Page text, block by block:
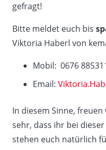
gefragt!
Bitte meldet euch bis
Viktoria Haberl von
Mobil: 0676
Email:
In diesem Sinne,
sehr, dass ihr bei
stehen euch natürlich